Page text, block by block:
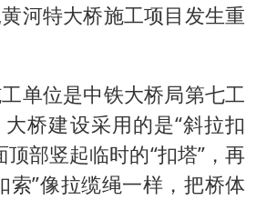
河特大桥施工项目发生重
单位是中铁大桥局第七工
桥建设采用的是“斜拉扣
顶部竖起临时的“扣塔”，再
索”像拉缆绳一样，把桥体